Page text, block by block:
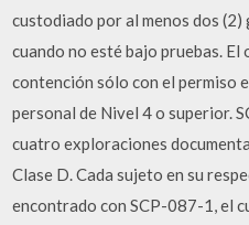
custodiado por al menos dos
cuando no esté bajo pruebas.
contención sólo con el permiso
personal de Nivel 4 o superior.
cuatro exploraciones
Clase D. Cada sujeto en su
encontrado con SCP-087-1, el